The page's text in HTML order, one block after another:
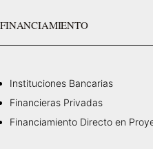
FINANCIAMIENTO
Instituciones Bancarias
Financieras Privadas
Financiamiento Directo en